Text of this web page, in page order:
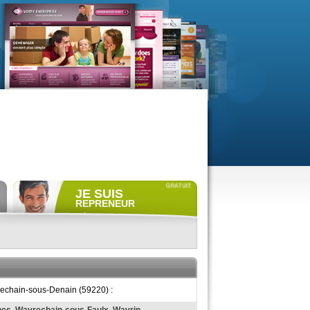
JE SUIS
REPRENEUR
Déposer gratuitementune
ACCÈS REPRENEUR
sous-Denain (59220) :